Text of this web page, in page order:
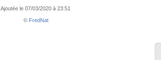
Ajoutée le 07/03/2020 à 23:51
© FredNat